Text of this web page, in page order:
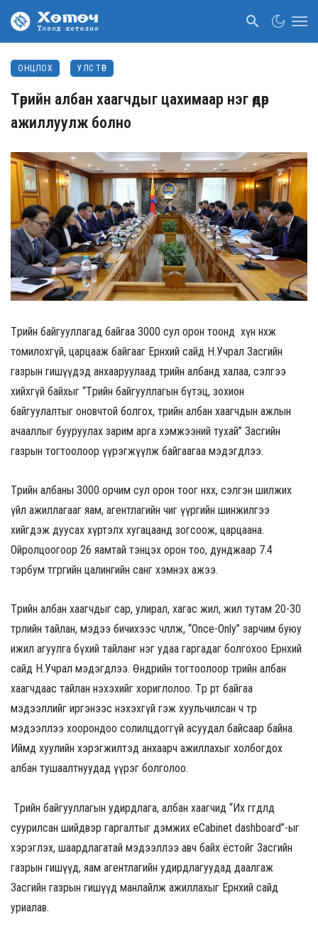
ОНЦЛОХ УЛС ТӨР
Төрийн албан хаагчдыг цахимаар нэг өдөр
ажиллуулж болно
Төрийн байгууллагад байгаа 3000 сул орон тоонд хүн нөхөж
томилохгүй, царцааж байгааг Ерөнхий сайд Н.Учрал Засгийн
газрын гишүүдэд анхааруулаад төрийн албанд халаа, сэлгээ
хийхгүй байхыг “Төрийн байгууллагын бүтэц, зохион
байгуулалтыг оновчтой болгох, төрийн албан хаагчдын ажлын
ачааллыг бууруулах зарим арга хэмжээний тухай” Засгийн
газрын тогтоолоор үүрэгжүүлж байгаагаа мэдэгдлээ.
Төрийн албаны 3000 орчим сул орон тоог нөхөх, сэлгэн шилжих
үйл ажиллагааг яам, агентлагийн чиг үүргийн шинжилгээ
хийгдэж дуусах хүртэлх хугацаанд зогсоож, царцаана.
Ойролцоогоор 26 яамтай тэнцэх орон тоо, дунджаар 7.4
тэрбум төгрөгийн цалингийн санг хэмнэх ажээ.
Төрийн албан хаагчдыг сар, улирал, хагас жил, жил тутам 20-30
төрлийн тайлан, мэдээ бичихээс чөлөөлж, “Once-Only” зарчим буюу
ижил агуулга бүхий тайланг нэг удаа гаргадаг болгохоо Ерөнхий
сайд Н.Учрал мэдэгдлээ. Өнөөдрийн тогтоолоор төрийн албан
хаагчдаас тайлан нэхэхийг хориглолоо. Төр өөрт байгаа
мэдээллийг иргэнээс нэхэхгүй гэж хуульчилсан ч төр
мэдээллээ хоорондоо солилцдоггүй асуудал байсаар байна.
Иймд хуулийн хэрэгжилтэд анхаарч ажиллахыг холбогдох
албан тушаалтнуудад үүрэг болголоо.
Төрийн байгууллагын удирдлага, албан хаагчид “Их өгөгдөлд
суурилсан шийдвэр гаргалтыг дэмжих eCabinet dashboard”-ыг
хэрэглэх, шаардлагатай мэдээллээ авч байх ёстойг Засгийн
газрын гишүүд, яам агентлагийн удирдлагуудад даалгаж
Засгийн газрын гишүүд манлайлж ажиллахыг Ерөнхий сайд
уриалав.